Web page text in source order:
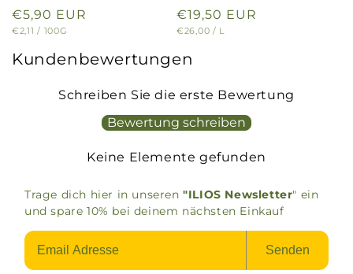
Normaler
Preis
€5,90 EUR
GRUNDPREIS
€2,11 / PRO
100G
Normaler
Preis
€19,50 EUR
GRUNDPREIS
€26,00 / PRO
L
Kundenbewertungen
Schreiben Sie die erste Bewertung
Bewertung schreiben
Keine Elemente gefunden
Trage dich hier in unseren"ILIOS Newsletter" ein
und spare 10% bei deinem nächsten Einkauf
Senden